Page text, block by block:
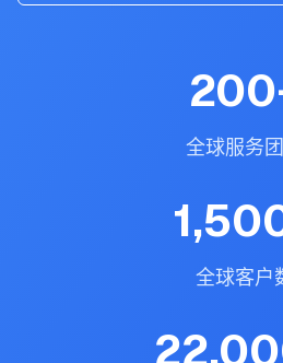
200
全球服务
全球客户